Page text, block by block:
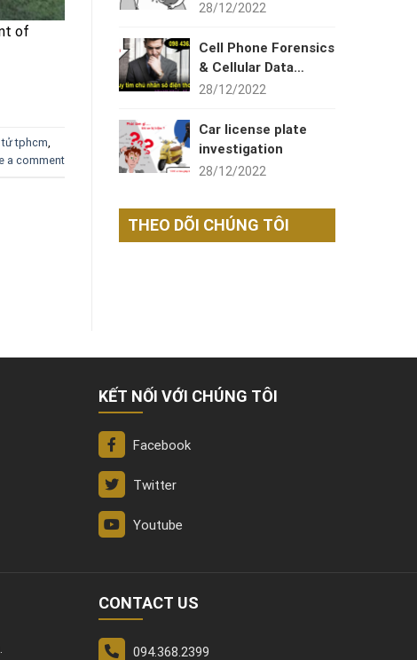
of
tphcm
a comment
28/12/2022
Cell Phone Forensics
& Cellular Data
Recovery
28/12/2022
Car license plate
investigation
28/12/2022
THEO DÕI CHÚNG TÔI
KẾT NỐI VỚI CHÚNG TÔI
Facebook
Twitter
Youtube
CONTACT US
094.368.2399